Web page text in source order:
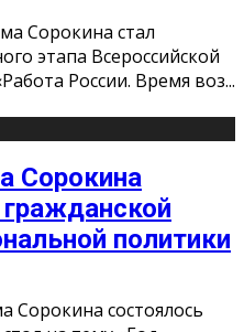
Сорокина стал
этапа Всероссийской
России. Время воз...
Сорокина
политики
Сорокина состоялось